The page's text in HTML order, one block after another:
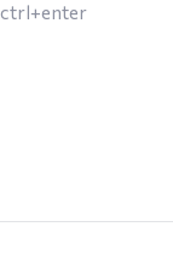
ctrl+enter